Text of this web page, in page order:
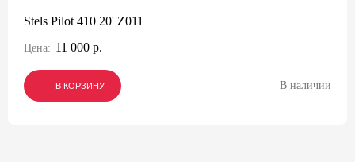
Stels Pilot 410 20' Z011
Цена: 11 000 р.
В КОРЗИНУ
В КОРЗИНУ
В КОРЗИНУ В наличии